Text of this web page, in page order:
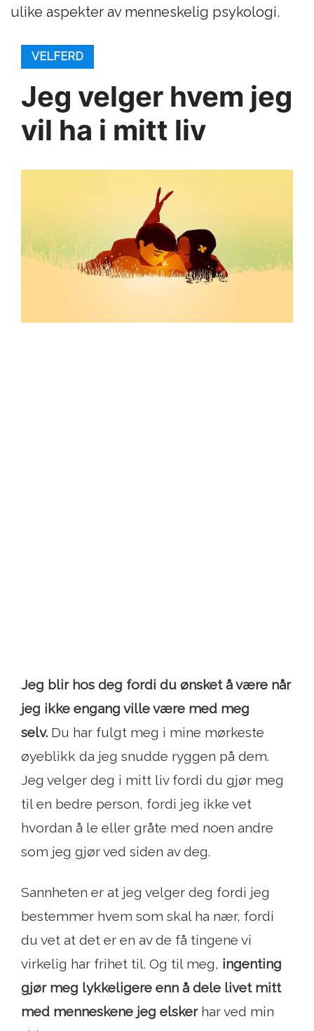
ulike aspekter av menneskelig psykologi.
VELFERD
Jeg velger hvem jeg
vil ha i mitt liv
Jeg blir hos deg fordi du ønsket å være når
jeg ikke engang ville være med meg
selv. Du har fulgt meg i mine mørkeste
øyeblikk da jeg snudde ryggen på dem.
Jeg velger deg i mitt liv fordi du gjør meg
til en bedre person, fordi jeg ikke vet
hvordan å le eller gråte med noen andre
som jeg gjør ved siden av deg.
Sannheten er at jeg velger deg fordi jeg
bestemmer hvem som skal ha nær, fordi
du vet at det er en av de få tingene vi
virkelig har frihet til. Og til meg, ingenting
gjør meg lykkeligere enn å dele livet mitt
med menneskene jeg elsker har ved min